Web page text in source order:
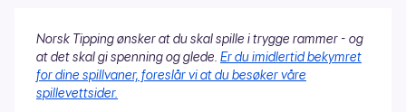
Norsk Tipping ønsker at du skal spille i trygge rammer - og
at det skal gi spenning og glede. Er du imidlertid bekymret
for dine spillvaner, foreslår vi at du besøker våre
spillevettsider.